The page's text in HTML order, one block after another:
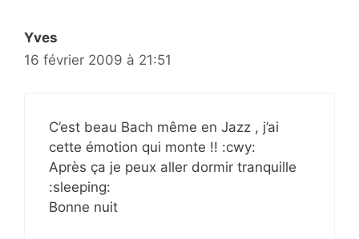
Yves
16 février 2009 à 21:51
C’est beau Bach même en Jazz , j’ai
cette émotion qui monte !! :cwy:
Après ça je peux aller dormir tranquille
:sleeping:
Bonne nuit